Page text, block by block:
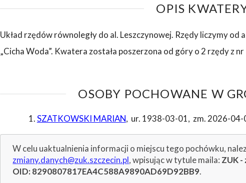
OPIS
Układ rzędów równoległy do al. Leszczynowej. Rzędy liczymy
„Cicha Woda”. Kwatera została poszerzona od góry o 2 rzędy z
OSOBY POCHOWANE W
SZATKOWSKI MARIAN, ur. 1938-03-01, zm. 2026-04-
W celu uaktualnienia informacji o miejscu tego pochówku,
zmiany.danych@zuk.szczecin.pl, wpisując w tytule maila: ZUK -
OID: 8290807817EA4C588A9890AD69D92BB9.